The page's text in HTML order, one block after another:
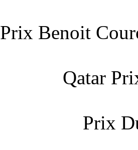
Prix Benoit
Qatar
Prix